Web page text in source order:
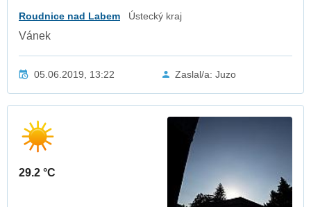
Roudnice nad Labem Ústecký kraj
Vánek
05.06.2019, 13:22 Zaslal/a: Juzo
29.2 °C